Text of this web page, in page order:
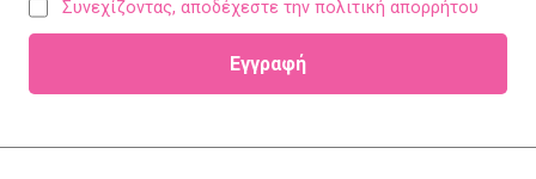
Συνεχίζοντας, αποδέχεστε την πολιτική απορρήτου